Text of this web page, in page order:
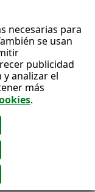
necesarias para
se usan
publicidad
y analizar el
más
.